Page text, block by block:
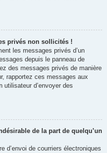
privés non sollicités !
les messages privés d’un
depuis le panneau de
des messages privés de manière
rapportez ces messages aux
utilisateur d’envoyer des
de la part de quelqu’un
d’envoi de courriers électroniques